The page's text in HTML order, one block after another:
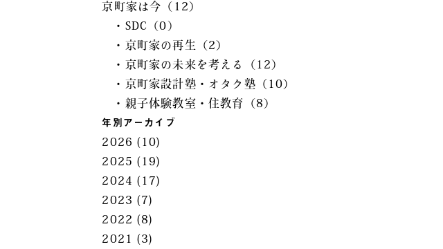
京町家は今（12）
・SDC（0）
・京町家の再生（2）
・京町家の未来を考える（12）
・京町家設計塾・オタク塾（10）
・親子体験教室・住教育（8）
年別アーカイブ
2026 (10)
2025 (19)
2024 (17)
2023 (7)
2022 (8)
2021
(3)